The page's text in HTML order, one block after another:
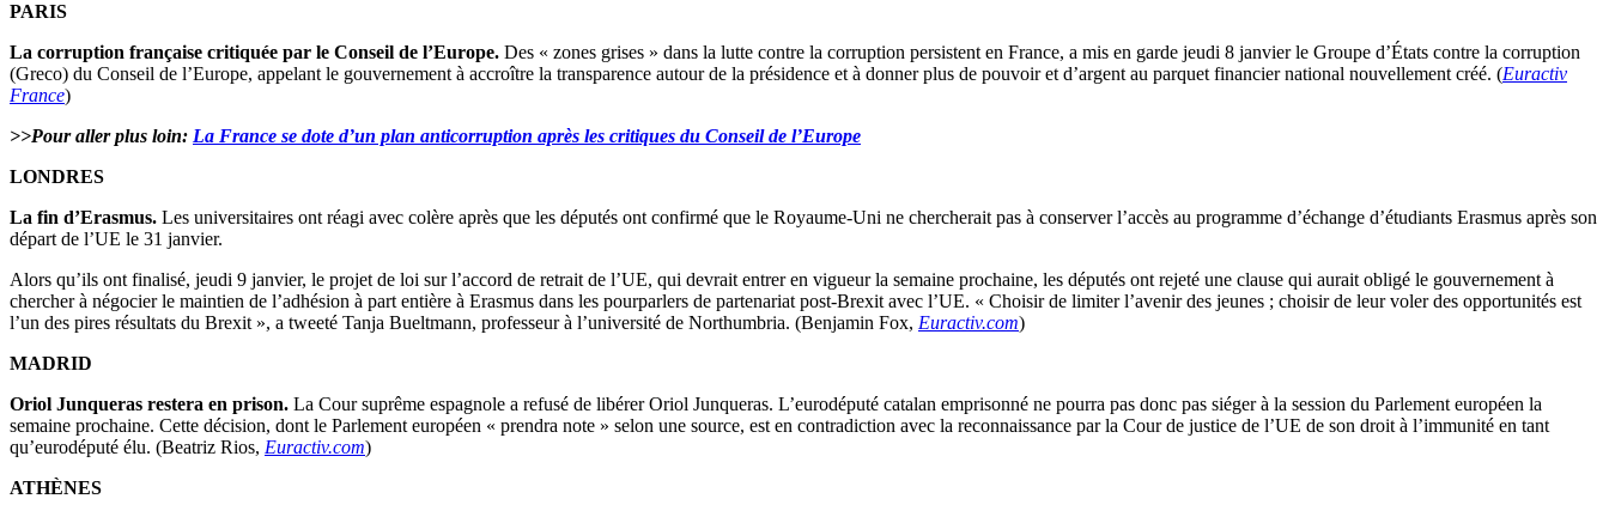
PARIS
La corruption française critiquée par le Conseil de l’Europe. Des « zones grises » dans la lutte contre la corruption persistent en France, a mis en garde jeudi 8 janvier le Groupe d’États contre la corruption
(Greco) du Conseil de l’Europe, appelant le gouvernement à accroître la transparence autour de la présidence et à donner plus de pouvoir et d’argent au parquet financier national nouvellement créé. (Euractiv
France)
>>Pour aller plus loin: La France se dote d’un plan anticorruption après les critiques du Conseil de l’Europe
LONDRES
La fin d’Erasmus. Les universitaires ont réagi avec colère après que les députés ont confirmé que le Royaume-Uni ne chercherait pas à conserver l’accès au programme d’échange d’étudiants Erasmus après son
départ de l’UE le 31 janvier.
Alors qu’ils ont finalisé, jeudi 9 janvier, le projet de loi sur l’accord de retrait de l’UE, qui devrait entrer en vigueur la semaine prochaine, les députés ont rejeté une clause qui aurait obligé le gouvernement à
chercher à négocier le maintien de l’adhésion à part entière à Erasmus dans les pourparlers de partenariat post-Brexit avec l’UE. « Choisir de limiter l’avenir des jeunes ; choisir de leur voler des opportunités est
l’un des pires résultats du Brexit », a tweeté Tanja Bueltmann, professeur à l’université de Northumbria. (Benjamin Fox, Euractiv.com)
MADRID
Oriol Junqueras restera en prison. La Cour suprême espagnole a refusé de libérer Oriol Junqueras. L’eurodéputé catalan emprisonné ne pourra pas donc pas siéger à la session du Parlement européen la
semaine prochaine. Cette décision, dont le Parlement européen « prendra note » selon une source, est en contradiction avec la reconnaissance par la Cour de justice de l’UE de son droit à l’immunité en tant
qu’eurodéputé élu. (Beatriz Rios, Euractiv.com)
ATHÈNES